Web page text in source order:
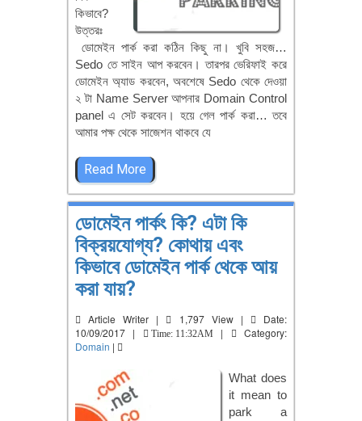
কিভাবে?
উত্তরঃ
ডোমেইন পার্ক করা কঠিন কিছু না। খুবি সহজ…
Sedo তে সাইন আপ করবেন। তারপর ভেরিফাই করে
ডোমেইন অ্যাড করবেন, অবশেষে Sedo থেকে দেওয়া
২ টা Name Server আপনার Domain Control
panel এ সেট করবেন। হয়ে গেল পার্ক করা… তবে
আমার পক্ষ থেকে সাজেশন থাকবে যে
Read More
ডোমেইন পার্কং কি? এটা কি
বিক্রয়যোগ্য? কোথায় এবং
কিভাবে ডোমেইন পার্ক থেকে আয়
করা যায়?
Article Writer | 1,797 View |
Date:
10/09/2017 |
Time: 11:32AM |
Category:
Domain |
What does
it mean to
park a